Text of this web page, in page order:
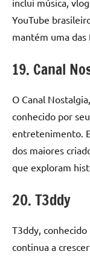
inclui música,
YouTube
mantém uma
19. Canal
O Canal
conhecido por
entretenimento.
dos maiores
que exploram
20. T3ddy
T3ddy,
continua a